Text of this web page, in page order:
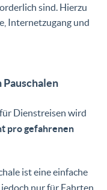
sind. Hierzu
Internetzugang und
Dienstreisen wird
pro gefahrenen
ist eine einfache
nur für Fahrten